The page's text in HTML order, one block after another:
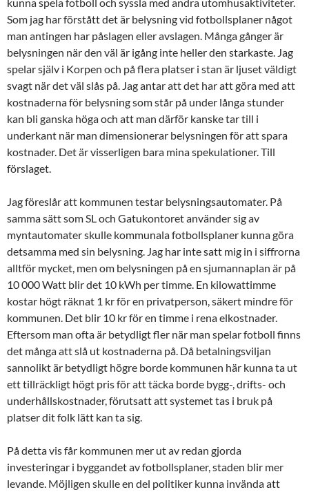
Som jag har förstått det är belysning vid fotbollsplaner något
man antingen har påslagen eller avslagen. Många gånger är
belysningen när den väl är igång inte heller den starkaste. Jag
spelar själv i Korpen och på flera platser i stan är ljuset väldigt
svagt när det väl slås på. Jag antar att det har att göra med att
kostnaderna för belysning som står på under långa stunder
kan bli ganska höga och att man därför kanske tar till i
underkant när man dimensionerar belysningen för att spara
kostnader. Det är visserligen bara mina spekulationer. Till
förslaget.
Jag föreslår att kommunen testar belysningsautomater. På
samma sätt som SL och Gatukontoret använder sig av
myntautomater skulle kommunala fotbollsplaner kunna göra
detsamma med sin belysning. Jag har inte satt mig in i siffrorna
alltför mycket, men om belysningen på en sjumannaplan är på
10 000 Watt blir det 10 kWh per timme. En kilowattimme
kostar högt räknat 1 kr för en privatperson, säkert mindre för
kommunen. Det blir 10 kr för en timme i rena elkostnader.
Eftersom man ofta är betydligt fler när man spelar fotboll finns
det många att slå ut kostnaderna på. Då betalningsviljan
sannolikt är betydligt högre borde kommunen här kunna ta ut
ett tillräckligt högt pris för att täcka borde bygg-, drifts- och
underhållskostnader, förutsatt att systemet tas i bruk på
platser dit folk lätt kan ta sig.
På detta vis får kommunen mer ut av redan gjorda
investeringar i byggandet av fotbollsplaner, staden blir mer
levande. Möjligen skulle en del politiker kunna invända att